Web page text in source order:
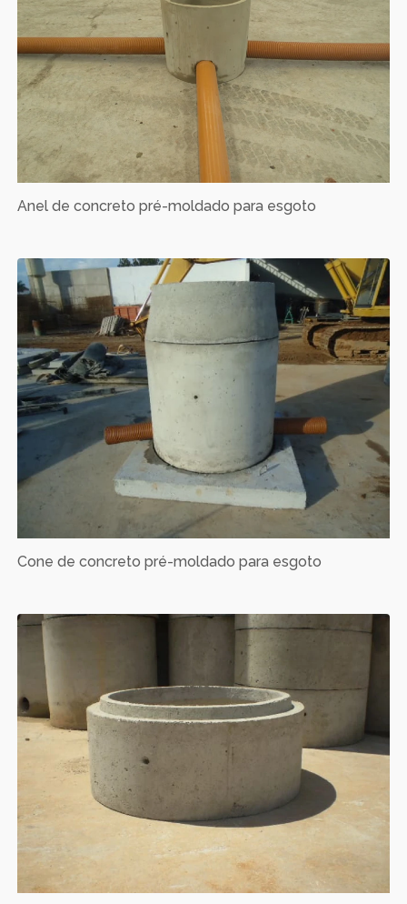
Anel de concreto pré-moldado para esgoto
Cone de concreto pré-moldado para esgoto